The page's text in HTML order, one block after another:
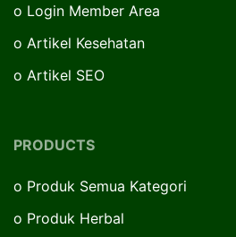
o Login Member Area
o Artikel Kesehatan
o Artikel SEO
PRODUCTS
o Produk Semua Kategori
o Produk Herbal